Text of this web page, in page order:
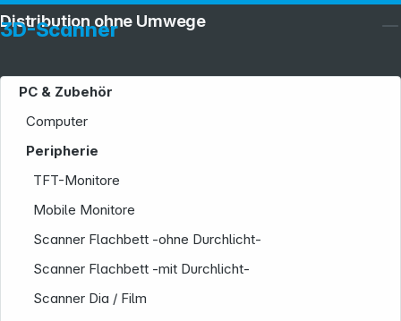
3D-Scanner
PC & Zubehör
Computer
Peripherie
TFT-Monitore
Mobile Monitore
Scanner Flachbett -ohne Durchlicht-
Scanner Flachbett -mit Durchlicht-
Scanner Dia / Film
Distribution ohne Umwege
Service
Informationen